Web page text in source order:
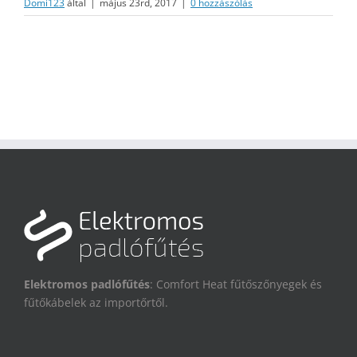
Domi123által | május 23rd, 2017 | 0 hozzászólás
Elektromos padlófűtés: Comfort Heat fűtőszőnyegek és
fűtőkábelek az importőrtől.